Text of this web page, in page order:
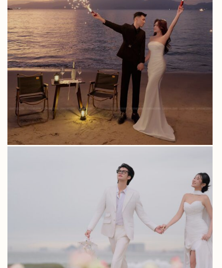
HOANG YEN & VAN TRUNG | BIEN TIEN SA
ALBUM QUỲNH TRANG & ĐÌNH MẠNH